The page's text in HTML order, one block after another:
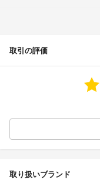
取引の評価
取り扱いブランド